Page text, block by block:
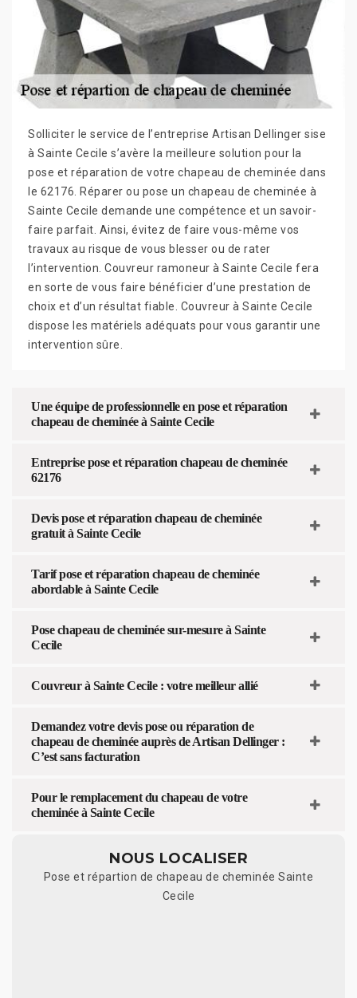
Solliciter le service de l’entreprise Artisan Dellinger sise
à Sainte Cecile s’avère la meilleure solution pour la
pose et réparation de votre chapeau de cheminée dans
le 62176. Réparer ou pose un chapeau de cheminée à
Sainte Cecile demande une compétence et un savoir-
faire parfait. Ainsi, évitez de faire vous-même vos
travaux au risque de vous blesser ou de rater
l’intervention. Couvreur ramoneur à Sainte Cecile fera
en sorte de vous faire bénéficier d’une prestation de
choix et d’un résultat fiable. Couvreur à Sainte Cecile
dispose les matériels adéquats pour vous garantir une
intervention sûre.
Une équipe de professionnelle en pose et réparation
chapeau de cheminée à Sainte Cecile
Entreprise pose et réparation chapeau de cheminée
62176
Devis pose et réparation chapeau de cheminée
gratuit à Sainte Cecile
Tarif pose et réparation chapeau de cheminée
abordable à Sainte Cecile
Pose chapeau de cheminée sur-mesure à Sainte
Cecile
Couvreur à Sainte Cecile : votre meilleur allié
Demandez votre devis pose ou réparation de
chapeau de cheminée auprès de Artisan Dellinger :
C’est sans facturation
Pour le remplacement du chapeau de votre
cheminée à Sainte Cecile
NOUS LOCALISER
Pose et répartion de chapeau de cheminée Sainte
Cecile